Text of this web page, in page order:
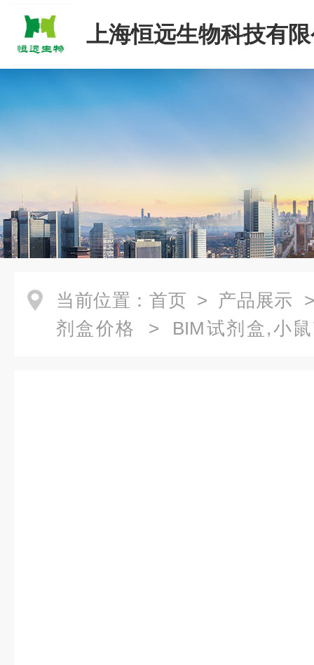
上海恒远生物科技有
当前位置： 首页 > 产品展示
剂盒价格 > BIM试剂盒,小鼠